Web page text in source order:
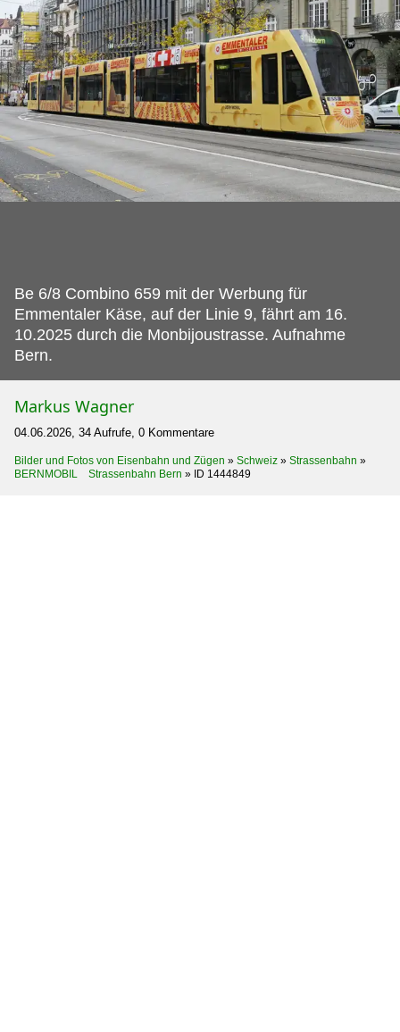
Be 6/8 Combino 659 mit der Werbung für
Emmentaler Käse, auf der Linie 9, fährt am 16.
10.2025 durch die Monbijoustrasse. Aufnahme
Bern.
Markus Wagner
04.06.2026, 34 Aufrufe, 0 Kommentare
Bilder und Fotos von Eisenbahn und Zügen » Schweiz » Strassenbahn »
BERNMOBIL Strassenbahn Bern » ID 1444849